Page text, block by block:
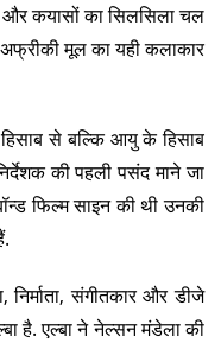
और कयासों का सिलसिला चल
मूल का यही कलाकार
से बल्कि आयु के हिसाब
की पहली पसंद माने जा
फिल्म साइन की थी उनकी
संगीतकार और डीजे
है. एल्बा ने नेल्सन मंडेला की